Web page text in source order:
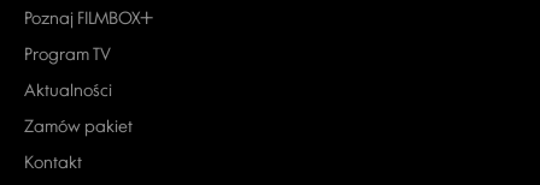
Poznaj FILMBOX+
Program TV
Aktualności
Zamów pakiet
Kontakt